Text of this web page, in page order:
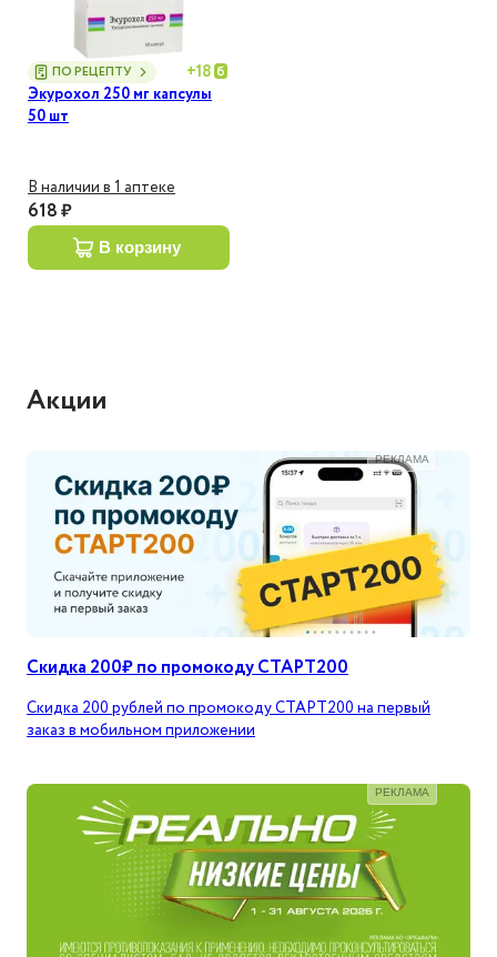
ПО РЕЦЕПТУ +18
Экурохол 250 мг капсулы
50 шт
В наличии в 1 аптеке
618 ₽
в корзину
Акции
Скидка 200₽ по промокоду СТАРТ200
Скидка 200 рублей по промокоду СТАРТ200 на первый
заказ в мобильном приложении
РЕКЛАМА
РЕКЛАМА